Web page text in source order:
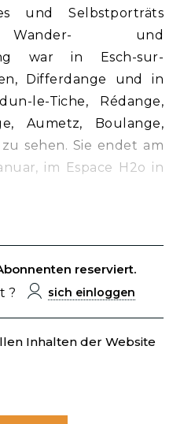
und Selbstporträts
Wander- und
war in Esch-sur-
Differdange und in
le-Tiche, Rédange,
Aumetz, Boulange,
sehen. Sie endet am
im Espace H2o in
reserviert.
?
sich einloggen
Inhalten der Website